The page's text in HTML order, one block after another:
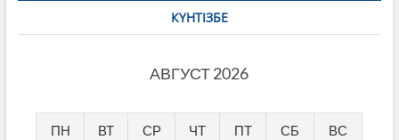
КҮНТІЗБЕ
АВГУСТ 2026
ПН ВТ СР ЧТ ПТ СБ ВС